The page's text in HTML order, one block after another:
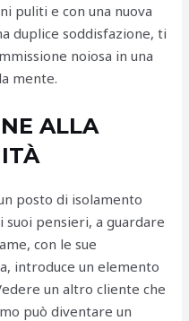
puliti e con una nuova
duplice soddisfazione, ti
noiosa in una
mente.
ALLA
posto di isolamento
suoi pensieri, a guardare
con le sue
introduce un elemento
un altro cliente che
può diventare un